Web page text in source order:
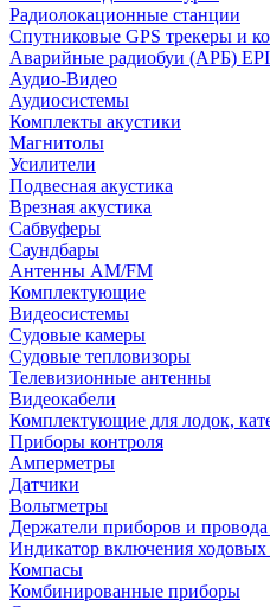
Радиолокационные станции
Спутниковые GPS трекеры и
Аварийные радиобуи (АРБ)
Аудио-Видео
Аудиосистемы
Комплекты акустики
Магнитолы
Усилители
Подвесная акустика
Врезная акустика
Сабвуферы
Саундбары
Антенны AM/FM
Комплектующие
Видеосистемы
Судовые камеры
Cудовые тепловизоры
Телевизионные антенны
Видеокабели
Комплектующие для лодок,
Приборы контроля
Амперметры
Датчики
Вольтметры
Держатели приборов и провода
Индикатор включения ходовых
Компасы
Комбинированные приборы